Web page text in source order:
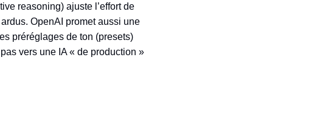
reasoning) ajuste l’effort de
OpenAI promet aussi une
préréglages de ton (presets)
vers une IA « de production »